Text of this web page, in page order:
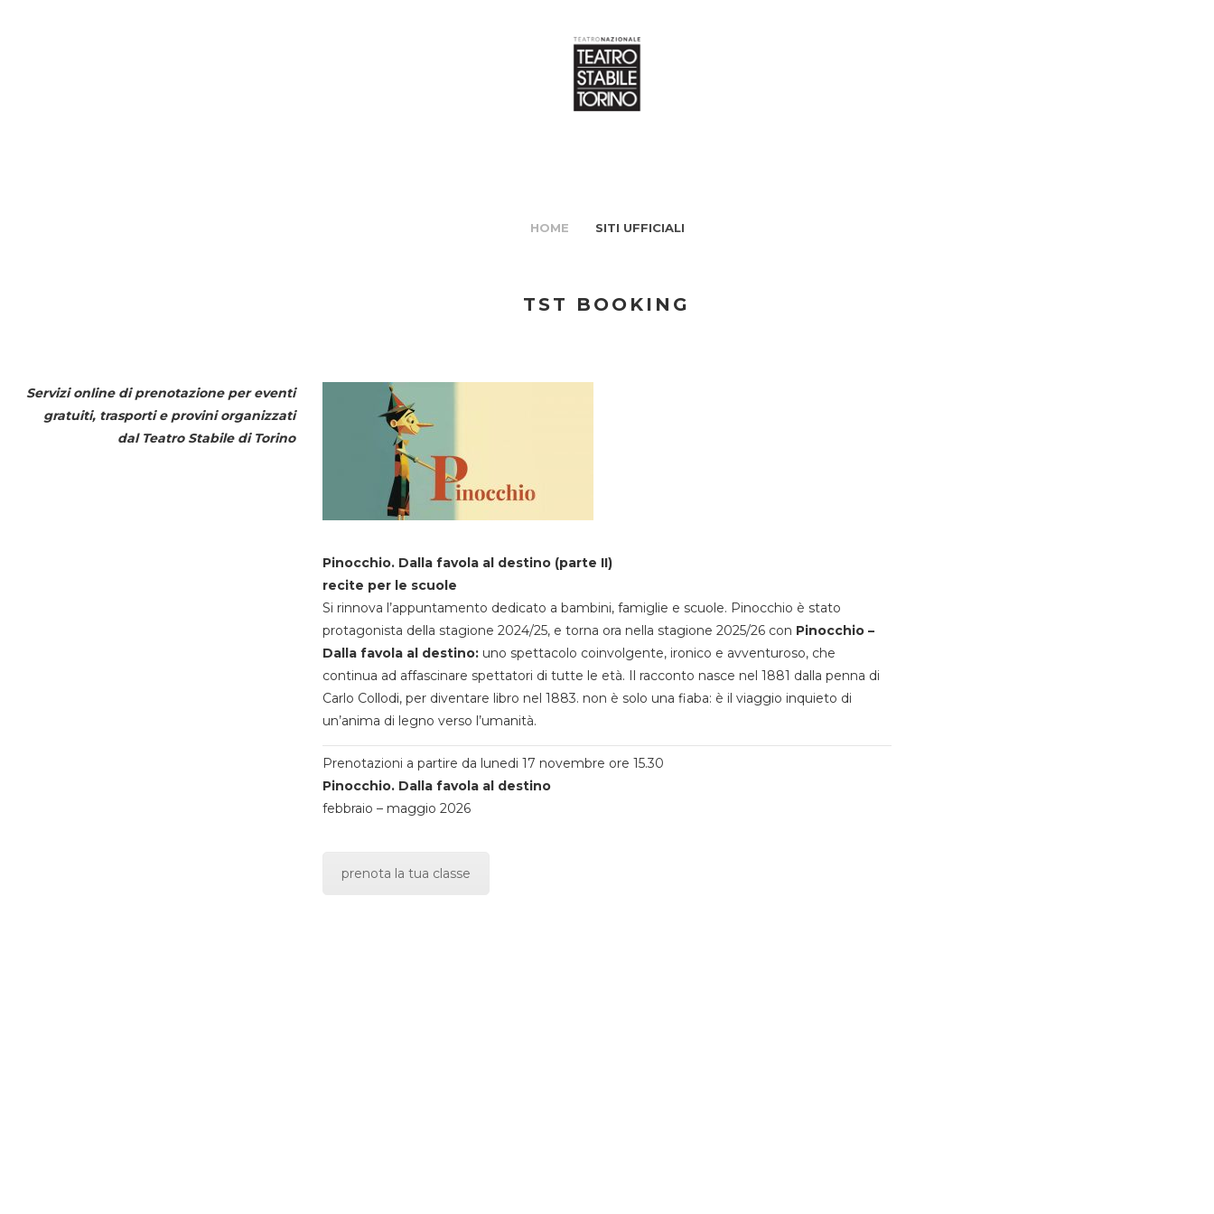
HOME SITI UFFICIALI
TST BOOKING
Servizi online di prenotazione per eventi
gratuiti, trasporti e provini organizzati
dal Teatro Stabile di Torino
Pinocchio. Dalla favola al destino (parte II)
recite per le scuole
Si rinnova l’appuntamento dedicato a bambini, famiglie e scuole. Pinocchio è stato
protagonista della stagione 2024/25, e torna ora nella stagione 2025/26 con Pinocchio –
Dalla favola al destino:uno spettacolo coinvolgente, ironico e avventuroso, che
continua ad affascinare spettatori di tutte le età. Il racconto nasce nel 1881 dalla penna di
Carlo Collodi, per diventare libro nel 1883. non è solo una fiaba: è il viaggio inquieto di
un’anima di legno verso l’umanità.
Prenotazioni a partire da lunedi 17 novembre ore 15.30
Pinocchio. Dalla favola al destino
febbraio – maggio 2026
prenota la tua classe